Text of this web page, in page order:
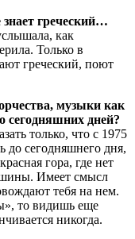
греческий…
как
Только в
греческий, поют
музыки как
сегодняшних дней?
только, что с 1975
до сегодняшнего дня,
гора, где нет
Имеет смысл
тебя на нем.
то видишь еще
никогда.